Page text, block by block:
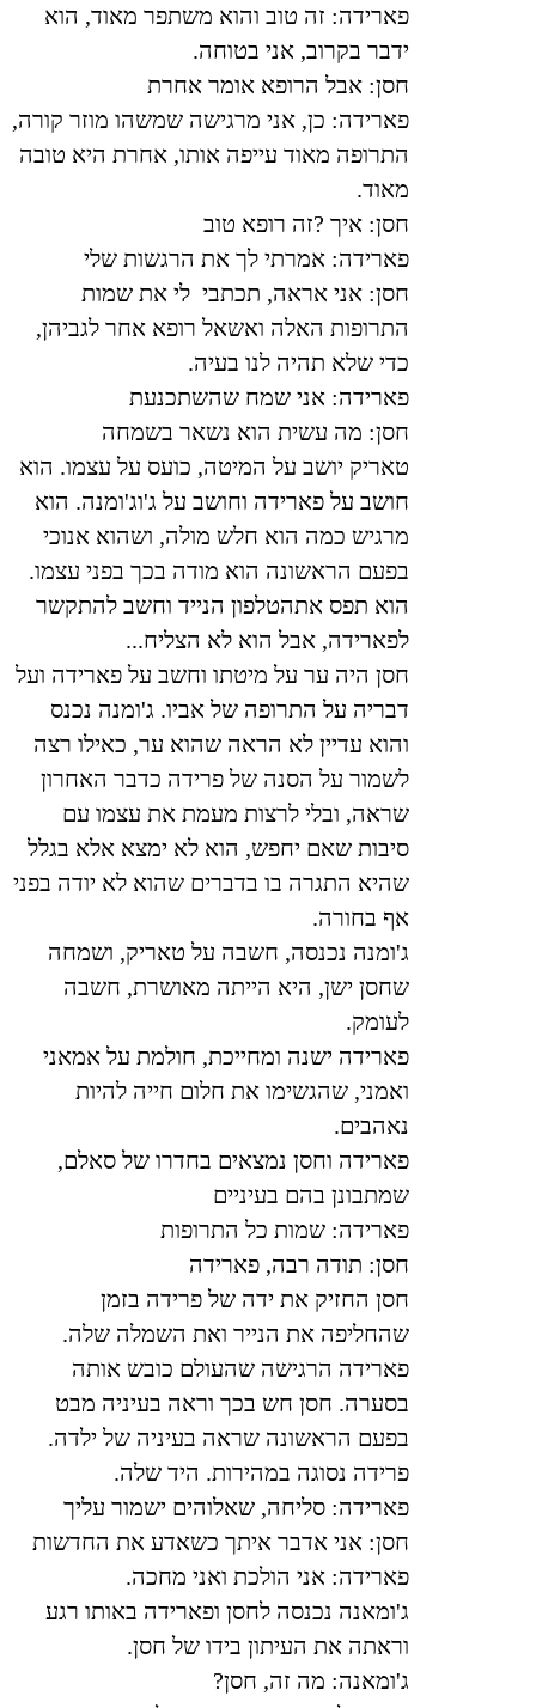
פארידה: זה טוב והוא משתפר מאוד, הוא
ידבר בקרוב, אני בטוחה.
חסן: אבל הרופא אומר אחרת
פארידה: כן, אני מרגישה שמשהו מוזר קורה,
התרופה מאוד עייפה אותו, אחרת היא טובה
מאוד.
חסן: איך ?זה רופא טוב
פארידה: אמרתי לך את הרגשות שלי
חסן: אני אראה, תכתבי לי את שמות
התרופות האלה ואשאל רופא אחר לגביהן,
כדי שלא תהיה לנו בעיה.
פארידה: אני שמח שהשתכנעת
חסן: מה עשית הוא נשאר בשמחה
טאריק יושב על המיטה, כועס על עצמו. הוא
חושב על פארידה וחושב על ג'וג'ומנה. הוא
מרגיש כמה הוא חלש מולה, ושהוא אנוכי
בפעם הראשונה הוא מודה בכך בפני עצמו.
הוא תפס אתהטלפון הנייד וחשב להתקשר
לפארידה, אבל הוא לא הצליח...
חסן היה ער על מיטתו וחשב על פארידה ועל
דבריה על התרופה של אביו. ג'ומנה נכנס
והוא עדיין לא הראה שהוא ער, כאילו רצה
לשמור על הסנה של פרידה כדבר האחרון
שראה, ובלי לרצות מעמת את עצמו עם
סיבות שאם יחפש, הוא לא ימצא אלא בגלל
שהיא התגרה בו בדברים שהוא לא יודה בפני
אף בחורה.
ג'ומנה נכנסה, חשבה על טאריק, ושמחה
שחסן ישן, היא הייתה מאושרת, חשבה
לעומק.
פארידה ישנה ומחייכת, חולמת על אמאני
ואמני, שהגשימו את חלום חייה להיות
נאהבים.
פארידה וחסן נמצאים בחדרו של סאלם,
שמתבונן בהם בעיניים
פארידה: שמות כל התרופות
חסן: תודה רבה, פארידה
חסן החזיק את ידה של פרידה בזמן
שהחליפה את הנייר ואת השמלה שלה.
פארידה הרגישה שהעולם כובש אותה
בסערה. חסן חש בכך וראה בעיניה מבט
בפעם הראשונה שראה בעיניה של ילדה.
פרידה נסוגה במהירות. היד שלה.
פארידה: סליחה, שאלוהים ישמור עליך
חסן: אני אדבר איתך כשאדע את החדשות
פארידה: אני הולכת ואני מחכה.
ג'ומאנה נכנסה לחסן ופארידה באותו רגע
וראתה את העיתון בידו של חסן.
ג'ומאנה: מה זה, חסן?